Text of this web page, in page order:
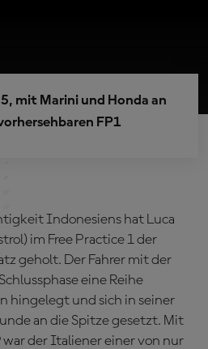
mit Marini und Honda an
FP1
Indonesiens hat Luca
im Free Practice 1 der
geholt. Der Fahrer mit der
eine Reihe
hingelegt und sich in seiner
an die Spitze gesetzt. Mit
war der Italiener einer von nur